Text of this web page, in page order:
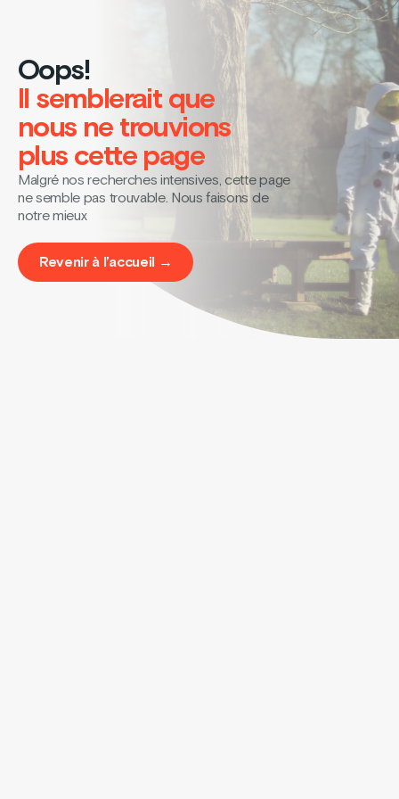
Oops!
Il semblerait que
nous ne trouvions
plus cette page
Malgré nos recherches intensives, cette page
ne semble pas trouvable. Nous faisons de
notre mieux
Revenir à l’accueil →